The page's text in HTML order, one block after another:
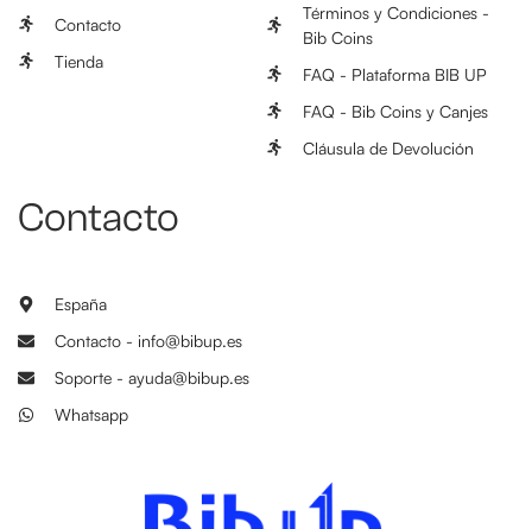
Contacto
Tienda
Términos y Condiciones -
Bib Coins
FAQ - Plataforma BIB UP
FAQ - Bib Coins y Canjes
Cláusula de Devolución
Contacto
España
Contacto - info@bibup.es
Soporte - ayuda@bibup.es
Whatsapp